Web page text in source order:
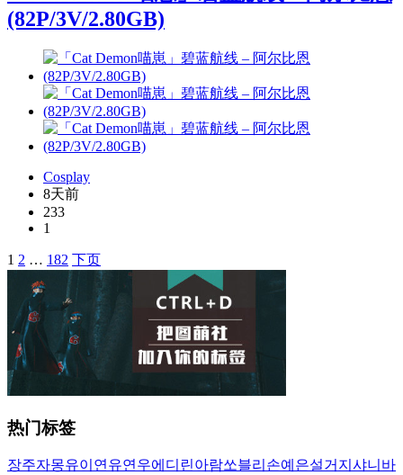
(82P/3V/2.80GB)
Cosplay
8天前
233
1
文
导
航
1 2 … 182 下页
热门标签
장주자몽유이 연유연우에디린아람쏘블리 손예은설거지 샤니 바